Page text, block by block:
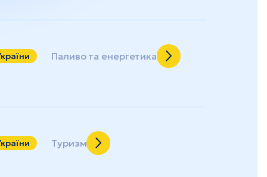
Паливо та енергетика
Туризм